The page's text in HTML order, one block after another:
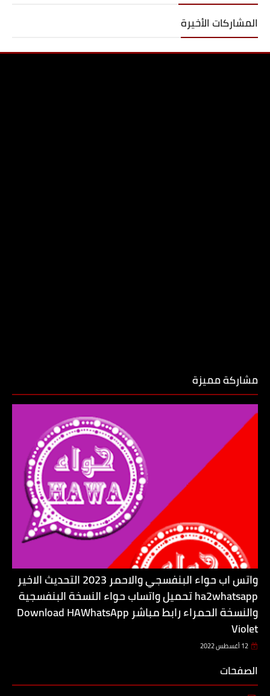
المشاركات الأخيرة
مشاركة مميزة
واتس اب حواء البنفسجي والاحمر 2023 التحديث الاخير
ha2whatsapp تحميل واتساب حواء النسخة البنفسجية
والنسخة الحمراء رابط مباشر Download HAWhatsApp
Violet
12 أغسطس 2022
الصفحات